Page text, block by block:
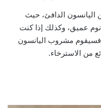
الدافئ، حيث
عميق، وكذلك إذا كنت
فسيقوم مشروب اليانسون
من الاسترخاء.